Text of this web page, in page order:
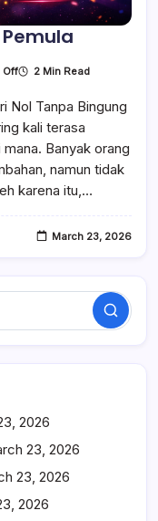
OffOn
Untuk
2 Min Read
Nol Tanpa Bingung
kali terasa
Banyak orang
namun tidak
karena itu,…
March 23, 2026
Search
2026
23, 2026
23, 2026
2026